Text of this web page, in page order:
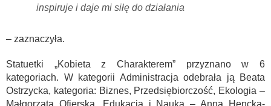
inspiruje i daje mi siłę do działania
– zaznaczyła.
Statuetki „Kobieta z Charakterem” przyznano w 6
kategoriach. W kategorii Administracja odebrała ją Beata
Ostrzycka, kategoria: Biznes, Przedsiębiorczość, Ekologia –
Małgorzata Ofierska, Edukacja i Nauka – Anna Hencka-